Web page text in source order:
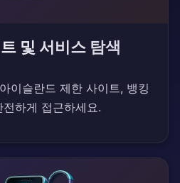
및 서비스 탐색
이슬란드 제한 사이트, 뱅킹
하게 접근하세요.